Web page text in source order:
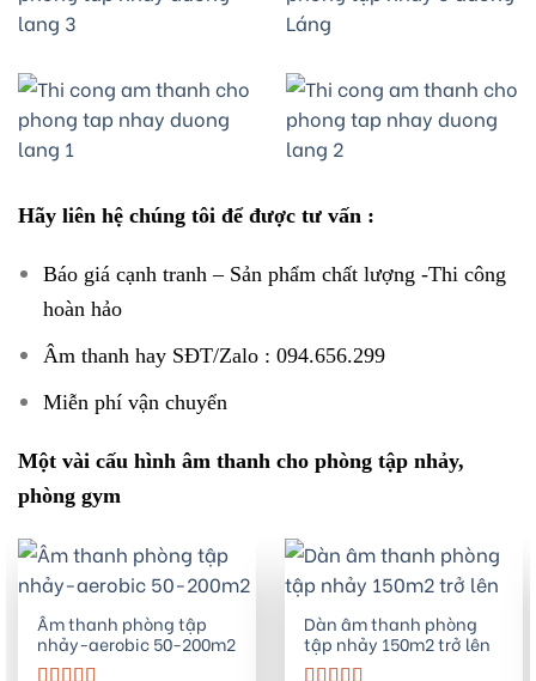
Hãy liên hệ chúng tôi để được tư vấn :
Báo giá cạnh tranh – Sản phẩm chất lượng -Thi công
hoàn hảo
Âm thanh hay SĐT/Zalo : 094.656.299
Miễn phí vận chuyển
Một vài cấu hình âm thanh cho phòng tập nhảy,
phòng gym
Âm thanh phòng tập
nhảy-aerobic 50-200m2
Dàn âm thanh phòng
tập nhảy 150m2 trở lên